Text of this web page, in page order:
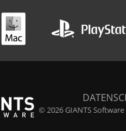
© 2026 GIANTS